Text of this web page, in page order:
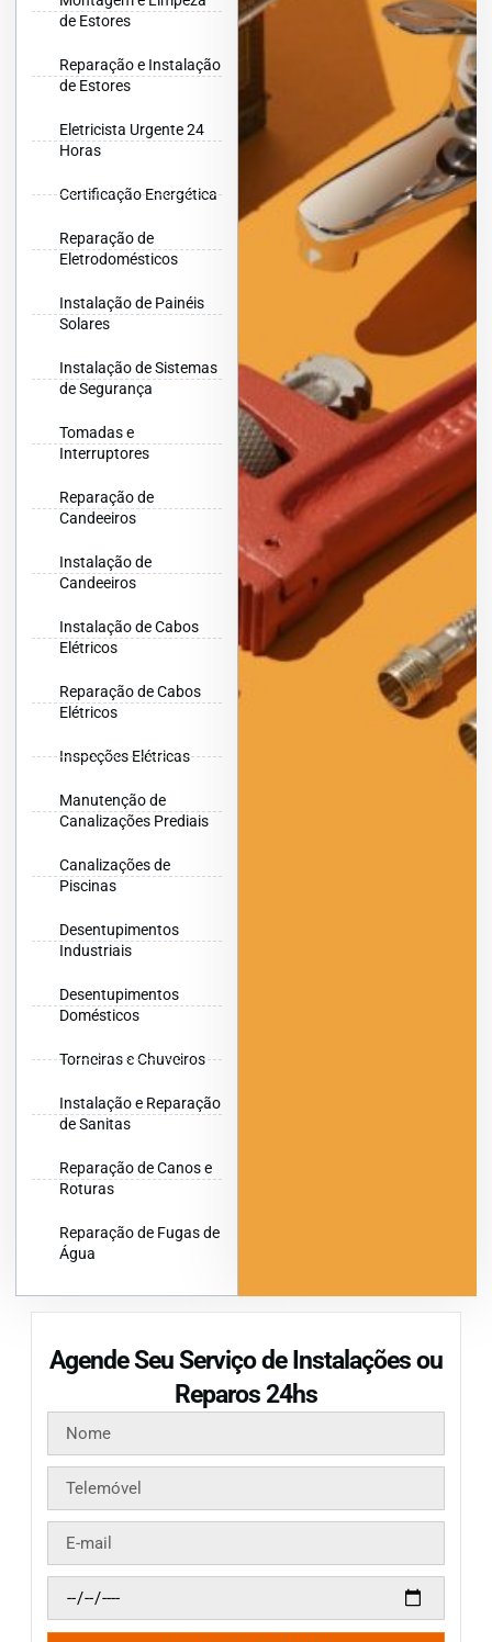
de Estores
Reparação e Instalação
de Estores
Eletricista Urgente 24
Horas
Certificação Energética
Reparação de
Eletrodomésticos
Instalação de Painéis
Solares
Instalação de Sistemas
de Segurança
Tomadas e
Interruptores
Reparação de
Candeeiros
Instalação de
Candeeiros
Instalação de Cabos
Elétricos
Reparação de Cabos
Elétricos
Inspeções Elétricas
Manutenção de
Canalizações Prediais
Canalizações de
Piscinas
Desentupimentos
Industriais
Desentupimentos
Domésticos
Torneiras e Chuveiros
Instalação e Reparação
de Sanitas
Reparação de Canos e
Roturas
Reparação de Fugas de
Água
Agende Seu Serviço de Instalações ou
Reparos 24hs